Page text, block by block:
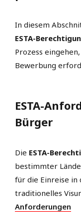
In diesem
ESTA-
Prozess
Bewerbung
ESTA-
Bürger
Die ESTA-
bestimmter
für die Einreise in
traditionelles
Anforderungen